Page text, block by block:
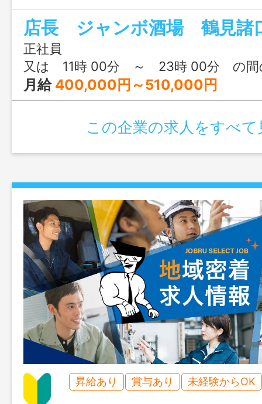
◎たこ焼き・お好み焼・焼きそばの調
メニューの仕込み・調理・盛り付け・
ールでの接客・ご注文のお伺い・配膳
の売上・コスト管理 ◎スタッフの採用
ント・シフト作成 ◎食材・機材管理な
通じて出来ることからはじめ、将来的に
のスキルを身につけてください 変更
店長 ジャンボ酒場 鶴見諸
正社員
又は 11時 00分 ～ 23時 00分 の間
月給 400,000円～510,000円
この企業の求人をすべて
昇給あり 賞与あり 未経験からOK